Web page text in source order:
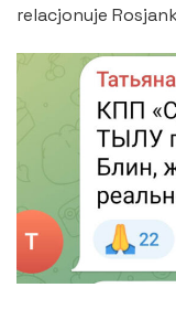
relacjonuje